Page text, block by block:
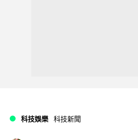
科技娛樂 科技新聞